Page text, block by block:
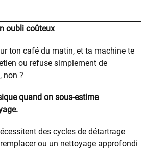
oubli coûteux
ton café du matin, et ta machine te
ou refuse simplement de
non ?
quand on sous-estime
des cycles de détartrage
ou un nettoyage approfondi